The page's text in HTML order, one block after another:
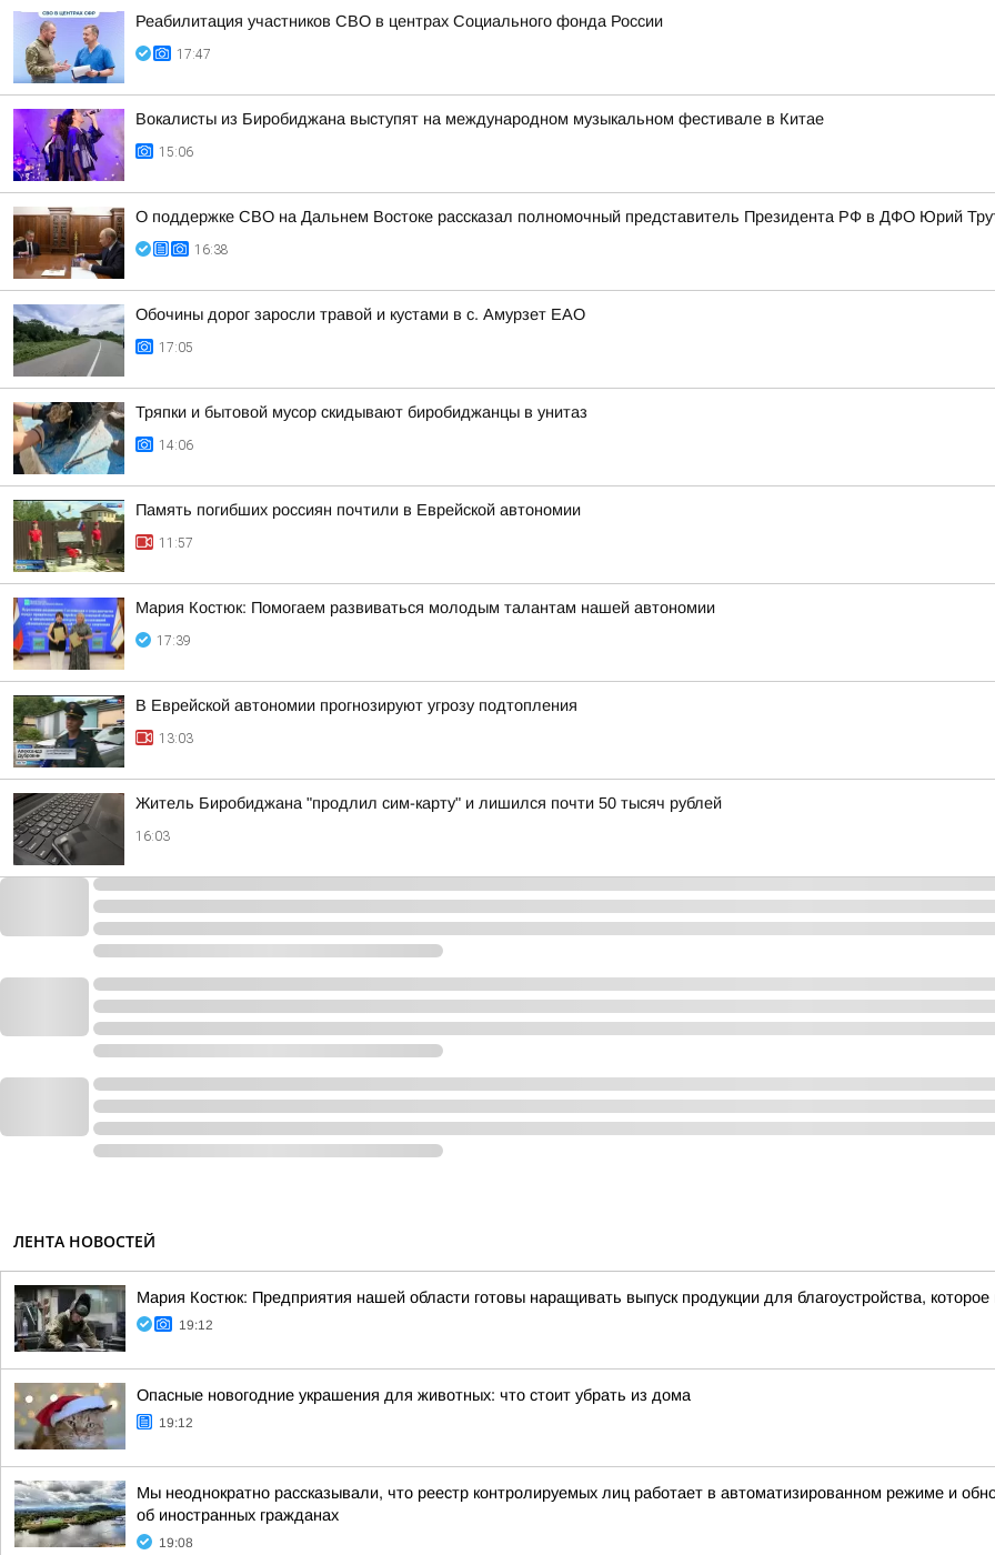
Реабилитация участников СВО в центрах Социального фонда России
17:47
Вокалисты из Биробиджана выступят на международном музыкальном фестивале в Китае
15:06
О поддержке СВО на Дальнем Востоке рассказал полномочный представитель Президента РФ в ДФО Юрий
16:38
Обочины дорог заросли травой и кустами в с. Амурзет ЕАО
17:05
Тряпки и бытовой мусор скидывают биробиджанцы в унитаз
14:06
Память погибших россиян почтили в Еврейской автономии
11:57
Мария Костюк: Помогаем развиваться молодым талантам нашей автономии
17:39
В Еврейской автономии прогнозируют угрозу подтопления
13:03
Житель Биробиджана "продлил сим-карту" и лишился почти 50 тысяч рублей
16:03
ЛЕНТА НОВОСТЕЙ
Мария Костюк: Предприятия нашей области готовы наращивать выпуск продукции для благоустройства,
19:12
Опасные новогодние украшения для животных: что стоит убрать из дома
19:12
Мы неоднократно рассказывали, что реестр контролируемых лиц работает в автоматизированном режиме и
об иностранных гражданах
19:08